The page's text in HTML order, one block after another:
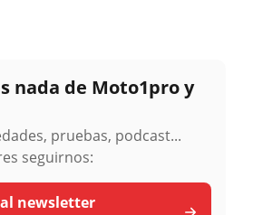
nada de Moto1pro y
pruebas, podcast...
seguirnos:
newsletter